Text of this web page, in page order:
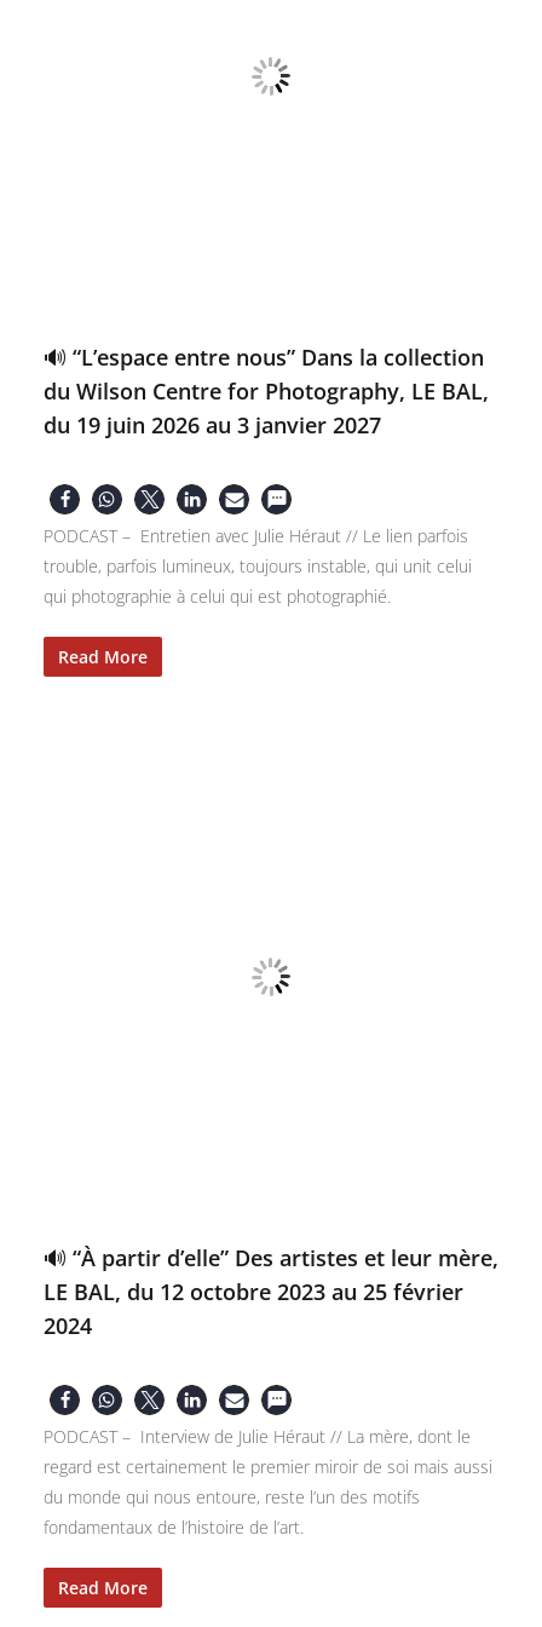
🔊 “L’espace entre nous” Dans la collection
du Wilson Centre for Photography, LE BAL,
du 19 juin 2026 au 3 janvier 2027
PODCAST – Entretien avec Julie Héraut // Le lien parfois
trouble, parfois lumineux, toujours instable, qui unit celui
qui photographie à celui qui est photographié.
Read More
🔊 “À partir d’elle” Des artistes et leur mère,
LE BAL, du 12 octobre 2023 au 25 février
2024
PODCAST – Interview de Julie Héraut // La mère, dont le
regard est certainement le premier miroir de soi mais aussi
du monde qui nous entoure, reste l’un des motifs
fondamentaux de l’histoire de l’art.
Read More